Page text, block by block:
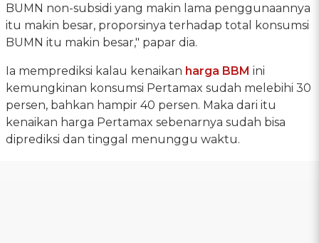
BUMN non-subsidi yang makin lama penggunaannya
itu makin besar, proporsinya terhadap total konsumsi
BUMN itu makin besar," papar dia.
Ia memprediksi kalau kenaikan harga BBM ini
kemungkinan konsumsi Pertamax sudah melebihi 30
persen, bahkan hampir 40 persen. Maka dari itu
kenaikan harga Pertamax sebenarnya sudah bisa
diprediksi dan tinggal menunggu waktu.